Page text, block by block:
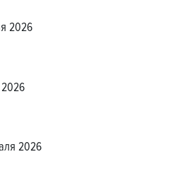
2026
2026
2026